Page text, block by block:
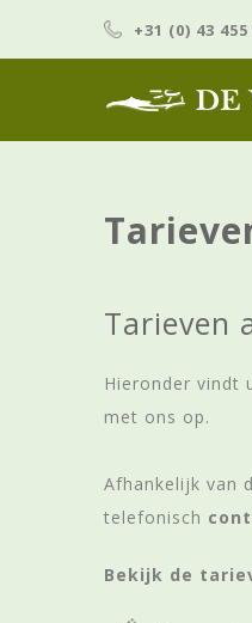
+31 (0) 43
Tarieven
Hieronder vindt
met ons op.
Afhankelijk van
telefonisch
Bekijk de